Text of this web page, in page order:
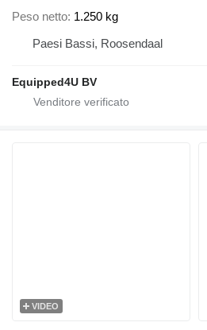
Peso netto 1.250 kg
Paesi Bassi, Roosendaal
Equipped4U BV
VIDEO